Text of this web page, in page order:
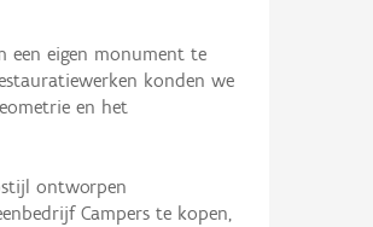
een eigen monument te
konden we
en het
ontworpen
Campers te kopen,